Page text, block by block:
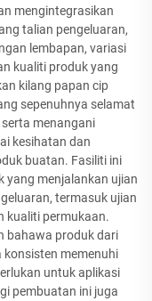
mengintegrasikan
talian pengeluaran,
lembapan, variasi
kualiti produk yang
kilang papan cip
sepenuhnya selamat
menangani
kesihatan dan
buatan. Fasiliti ini
yang menjalankan ujian
termasuk ujian
kualiti permukaan.
bahawa produk dari
konsisten memenuhi
untuk aplikasi
pembuatan ini juga